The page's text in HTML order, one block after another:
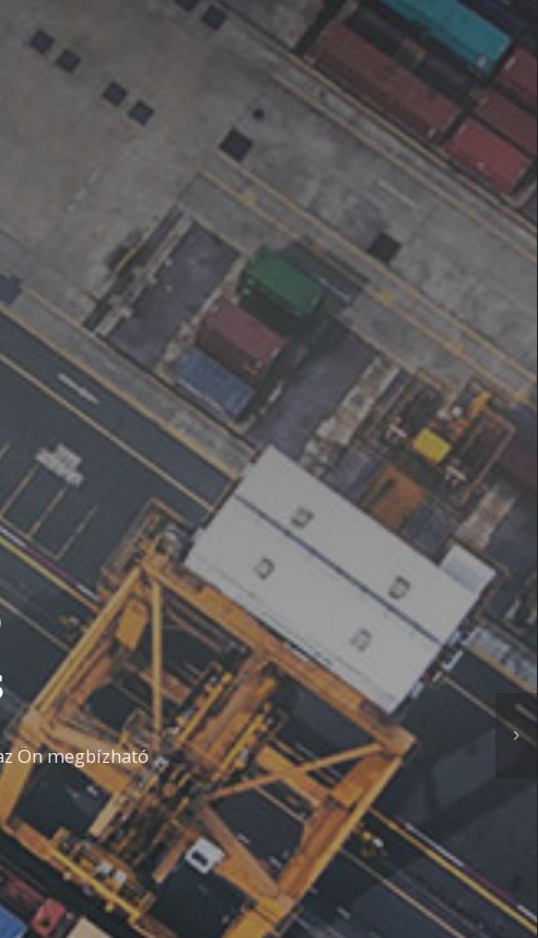
HATÁROKON
Megbízható,pontos,precíz:bárhová szeretne szállítani,a
partnere.
FEDEZZE FEL SZOLGÁLTATÁSAINKAT